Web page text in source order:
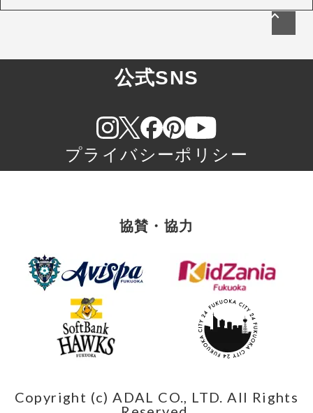
公式SNS
プライバシーポリシー
協賛・協力
Copyright (c) ADAL CO., LTD. All Rights